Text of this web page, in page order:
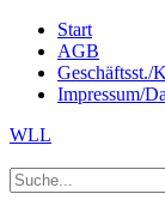
Start
AGB
Geschäftsst./
Impressum/
WLL